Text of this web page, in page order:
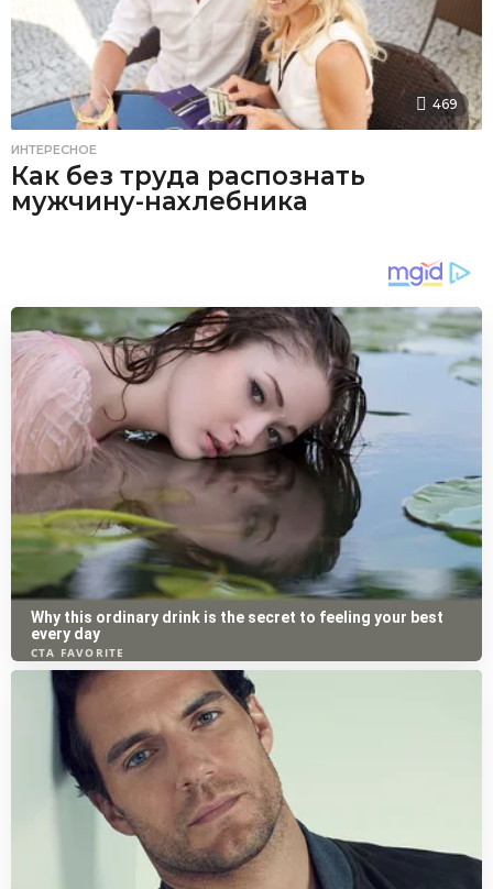
469
ИНТЕРЕСНОЕ
Как без труда распознать
мужчину-нахлебника